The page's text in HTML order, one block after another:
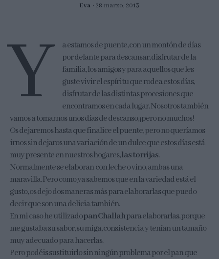
Eva 28 marzo, 2013
Y
a estamos de puente, con un montón de días
por delante para descansar, disfrutar de la
familia, los amigos y para aquellos que les
guste vivir el espíritu que rodea estos días,
disfrutar de las distintas procesiones que
encontramos en cada lugar. Nosotros también
vamos a tomarnos unos días de descanso, ¡pero no muchos!
Os dejaremos hasta que finalice el puente, pero no queríamos
irnos sin dejaros una variación de un dulce que estos días está
muy presente en nuestros hogares,las torrijas.
Normalmente se elaboran con leche o vino, ambas una
maravilla. Pero como ya sabemos que en la variedad está el
gusto, os dejo dos maneras más para elaborarlas que puedo
decir que son una delicia también.
En mi caso he utilizadopan Challahpara elaborarlas, porque
me gustaba su sabor, su miga, consistencia y tenían un tamaño
muy adecuado para hacerlas.
Pero podéis sustituirlo sin ningún problema por el pan que